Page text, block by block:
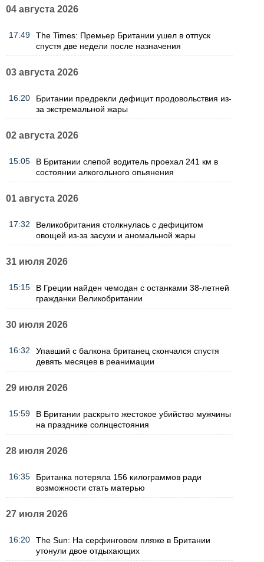
04 августа 2026
17:49
The Times: Премьер Британии ушел в отпуск
спустя две недели после назначения
03 августа 2026
16:20
Британии предрекли дефицит продовольствия из-
за экстремальной жары
02 августа 2026
15:05
В Британии слепой водитель проехал 241 км в
состоянии алкогольного опьянения
01 августа 2026
17:32
Великобритания столкнулась с дефицитом
овощей из-за засухи и аномальной жары
31 июля 2026
15:15
В Греции найден чемодан с останками 38-летней
гражданки Великобритании
30 июля 2026
16:32
Упавший с балкона британец скончался спустя
девять месяцев в реанимации
29 июля 2026
15:59
В Британии раскрыто жестокое убийство мужчины
на празднике солнцестояния
28 июля 2026
16:35
Британка потеряла 156 килограммов ради
возможности стать матерью
27 июля 2026
16:20
The Sun: На серфинговом пляже в Британии
утонули двое отдыхающих